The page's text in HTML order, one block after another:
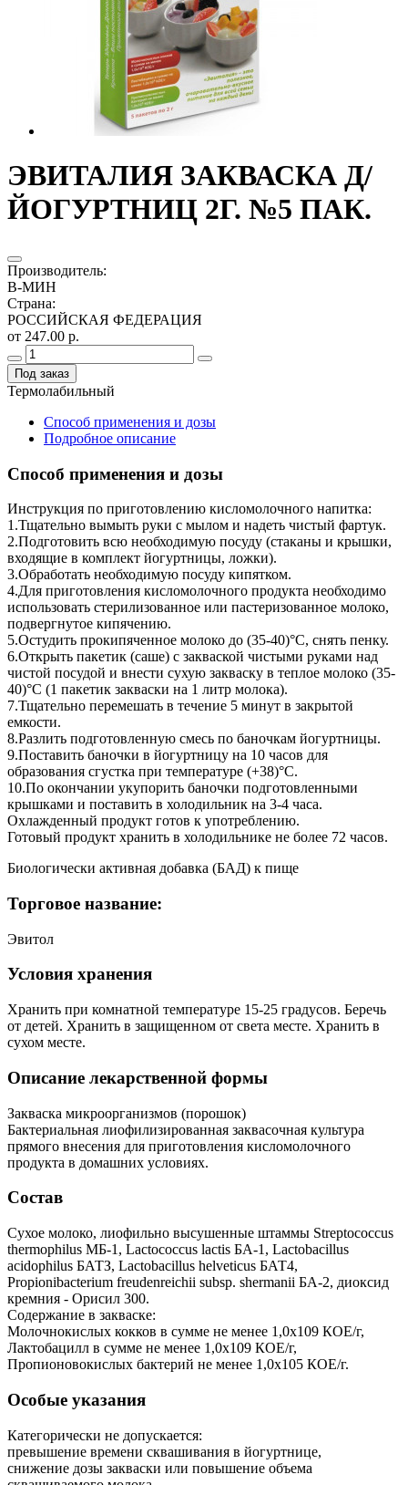
ЭВИТАЛИЯ ЗАКВАСКА Д/
ЙОГУРТНИЦ 2Г. №5 ПАК.
Производитель:
В-МИН
Страна:
РОССИЙСКАЯ ФЕДЕРАЦИЯ
от 247.00 р.
Под заказ
Термолабильный
Способ применения и дозы
Подробное описание
Способ применения и дозы
Инструкция по приготовлению кисломолочного напитка:
1.Тщательно вымыть руки с мылом и надеть чистый фартук.
2.Подготовить всю необходимую посуду (стаканы и крышки,
входящие в комплект йогуртницы, ложки).
3.Обработать необходимую посуду кипятком.
4.Для приготовления кисломолочного продукта необходимо
использовать стерилизованное или пастеризованное молоко,
подвергнутое кипячению.
5.Остудить прокипяченное молоко до (35-40)°С, снять пенку.
6.Открыть пакетик (саше) с закваской чистыми руками над
чистой посудой и внести сухую закваску в теплое молоко (35-
40)°С (1 пакетик закваски на 1 литр молока).
7.Тщательно перемешать в течение 5 минут в закрытой
емкости.
8.Разлить подготовленную смесь по баночкам йогуртницы.
9.Поставить баночки в йогуртницу на 10 часов для
образования сгустка при температуре (+38)°С.
10.По окончании укупорить баночки подготовленными
крышками и поставить в холодильник на 3-4 часа.
Охлажденный продукт готов к употреблению.
Готовый продукт хранить в холодильнике не более 72 часов.
Биологически активная добавка (БАД) к пище
Торговое название:
Эвитол
Условия хранения
Хранить при комнатной температуре 15-25 градусов. Беречь
от детей. Хранить в защищенном от света месте. Хранить в
сухом месте.
Описание лекарственной формы
Закваска микроорганизмов (порошок)
Бактериальная лиофилизированная заквасочная культура
прямого внесения для приготовления кисломолочного
продукта в домашних условиях.
Состав
Сухое молоко, лиофильно высушенные штаммы Streptococcus
thermophilus МБ-1, Lactococcus lactis БА-1, Lactobacillus
acidophilus БАТЗ, Lactobacillus helveticus БАТ4,
Propionibacterium freudenreichii subsp. shermanii БА-2, диоксид
кремния - Орисил 300.
Содержание в закваске:
Молочнокислых кокков в сумме не менее 1,0x109 КОЕ/г,
Лактобацилл в сумме не менее 1,0x109 КОЕ/г,
Пропионовокислых бактерий не менее 1,0x105 КОЕ/г.
Особые указания
Категорически не допускается:
превышение времени сквашивания в йогуртнице,
снижение дозы закваски или повышение объема